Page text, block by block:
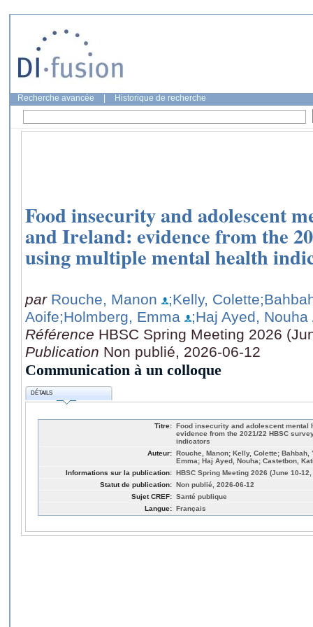
Recherche avancée Historique de recherche
Food insecurity and adolescent
and Ireland: evidence from the
using multiple mental health
par Rouche, Manon ;Kelly, Colette
Aoife;Holmberg, Emma
;Haj Ayed, Nouha
Référence HBSC Spring Meeting 2026
Publication Non publié, 2026-06-12
Communication à un colloque
DÉTAILS
Titre: Food insecurity and adolescent mental
evidence from the 2021/22 HBSC
indicators
Auteur: Rouche, Manon; Kelly, Colette;
Emma; Haj Ayed, Nouha; Castetbon,
Informations sur la publication: HBSC Spring Meeting 2026 (June 10-
Statut de publication: Non publié, 2026-06-12
Sujet CREF: Santé publique
Langue: Français